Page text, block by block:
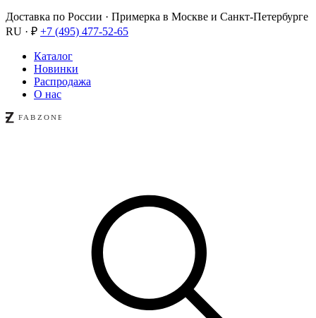
Доставка по России · Примерка в Москве и Санкт-Петербурге
RU · ₽ +7 (495) 477-52-65
Каталог
Новинки
Распродажа
О нас